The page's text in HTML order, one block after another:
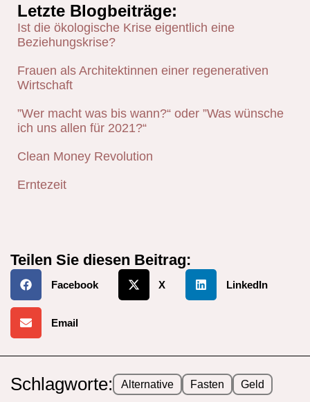
Letzte Blogbeiträge:
Ist die ökologische Krise eigentlich eine
Beziehungskrise?
Frauen als Architektinnen einer regenerativen
Wirtschaft
”Wer macht was bis wann?“ oder ”Was wünsche
ich uns allen für 2021?“
Clean Money Revolution
Erntezeit
Teilen Sie diesen Beitrag:
Facebook X LinkedIn
Email
Schlagworte: Alternative Fasten Geld